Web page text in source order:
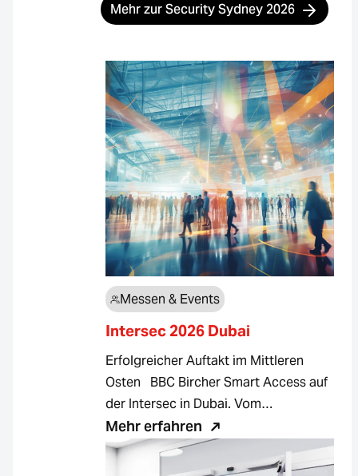
Mehr zur Security Sydney 2026
Messen & Events
Intersec 2026 Dubai
Erfolgreicher Auftakt im Mittleren
Osten BBC Bircher Smart Access auf
der Intersec in Dubai. Vom…
Mehr erfahren